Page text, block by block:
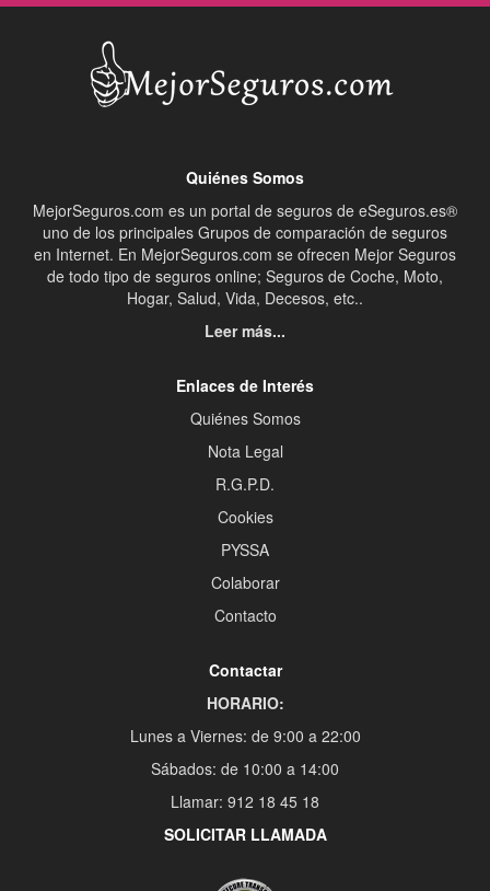
Quiénes Somos
MejorSeguros.com es un portal de seguros de eSeguros.es®
uno de los principales Grupos de comparación de seguros
en Internet. En MejorSeguros.com se ofrecen Mejor Seguros
de todo tipo de seguros online; Seguros de Coche, Moto,
Hogar, Salud, Vida, Decesos, etc..
Leer más...
Enlaces de Interés
Quiénes Somos
Nota Legal
R.G.P.D.
Cookies
PYSSA
Colaborar
Contacto
Contactar
HORARIO:
Lunes a Viernes: de 9:00 a 22:00
Sábados: de 10:00 a 14:00
Llamar: 912 18 45 18
SOLICITAR LLAMADA